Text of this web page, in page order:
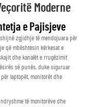
Moderne
e Pajisjeve
zgjidhje të mendojuara për
që mbështesin kërkesat e
dhe kanalët e rrugëzimit
së punës, duke siguruar
laptopët, monitorët dhe
të monitorëve dhe